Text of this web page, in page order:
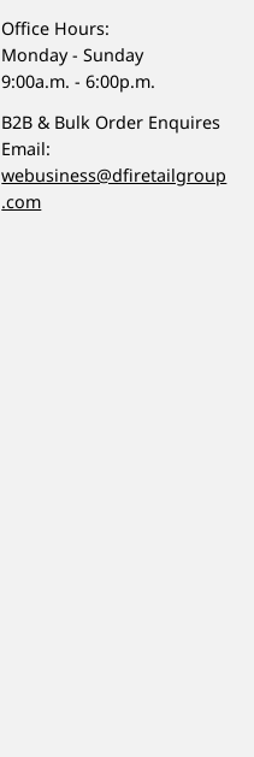
Office Hours:
Monday - Sunday
9:00a.m. - 6:00p.m.
B2B & Bulk Order Enquires
Email:
webusiness@dfiretailgroup
.com